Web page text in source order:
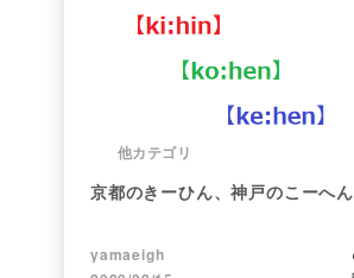
他カテゴリ
京都のきーひん、神戸のこーへん
yamaeigh